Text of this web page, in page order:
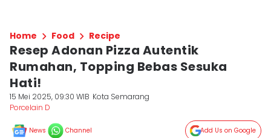
Home Food Recipe
Resep Adonan Pizza Autentik
Rumahan, Topping Bebas Sesuka
Hati!
15 Mei 2025, 09:30 WIB Kota Semarang
Porcelain D
News Channel Add Us on Google